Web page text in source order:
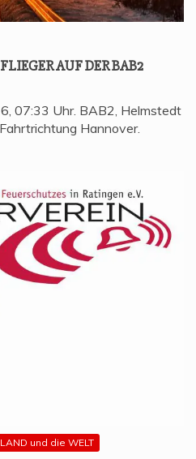
AUF DER BAB2
07:33 Uhr. BAB2, Helmstedt
Hannover.
und die WELT